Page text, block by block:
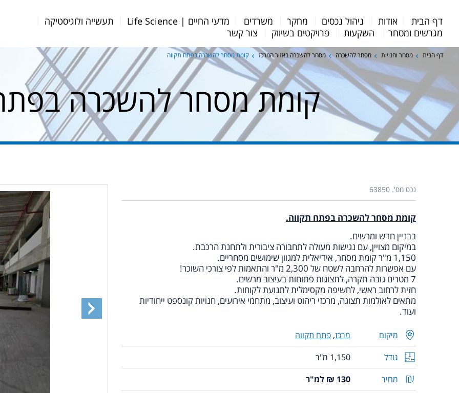
Menu
Bar
דף הבית אודות ניהול נכסים מחקר משרדים מדעי החיים | Life Science
תעשייה ולוגיסטיקה
מגרשים ומסחר
השקעות פרויקטים בשיווק צור קשר
דף הבית מסחר וחנויות מסחר להשכרה מסחר להשכרה באזור המרכז קומת מסחר להשכרה בפתח תקווה
קומת מסחר להשכרה
נכס מס'. 63850
קומת מסחר להשכרה בפתח תקווה.
בבניין חדש ומרשים.
במיקום מצויין, עם נגישות מעולה לתחבורה ציבורית ולתחנת הרכבת.
1,150 מ"ר קומת מסחר, אידיאלית למגוון שימושים מסחריים.
עם אפשרות להרחבה לשטח של 2,300 מ"ר והתאמות לפי צורכי השוכר!
7 מטרים גובה תקרה, לתצוגות פתוחות בעיצוב מרשים.
חזית לרחוב ראשי, לחשיפה מקסימלית לתנועת לקוחות.
מתאים לאולמות תצוגה, מרכזי ריהוט ועיצוב, מתחמי אירועים, חנויות קונספט ייחודיות
ועוד.
מיקום מרכז,פתח תקווה
גודל
1,150 מ"ר
מחיר
130 ₪ למ"ר